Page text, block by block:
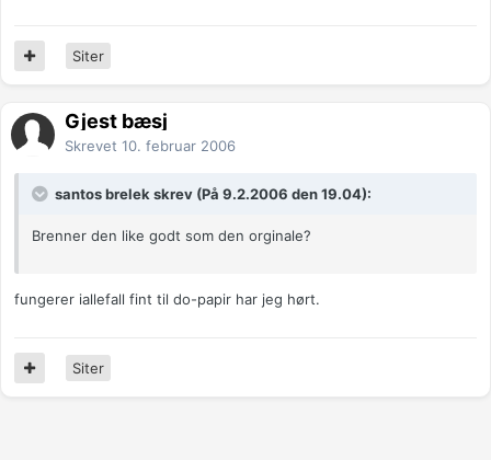
Siter
Gjest bæsj
Skrevet 10. februar 2006
santos brelek skrev (På 9.2.2006 den 19.04):
Brenner den like godt som den orginale?
fungerer iallefall fint til do-papir har jeg hørt.
Siter